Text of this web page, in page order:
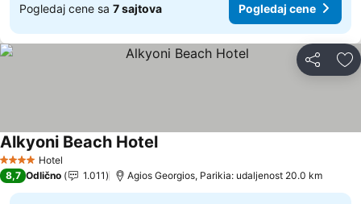
Pogledaj cene sa 7 sajtova Pogledaj cene
Deli
4 ZvezdiceHotel
Alkyoni Beach Hotel
8,7 Odlično 1.011 Agios Georgios, Parikia: udaljenost 20.0 km